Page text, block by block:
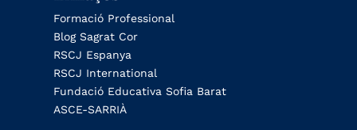
Formació Professional
Blog Sagrat Cor
RSCJ Espanya
RSCJ International
Fundació Educativa Sofia Barat
ASCE-SARRIÀ